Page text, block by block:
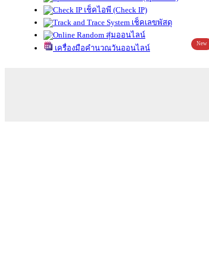
เช็คไอพี (Check IP)
เช็คเลขพัสดุ
สุ่มออนไลน์
เครื่องมือคำนวณวันออนไลน์
New